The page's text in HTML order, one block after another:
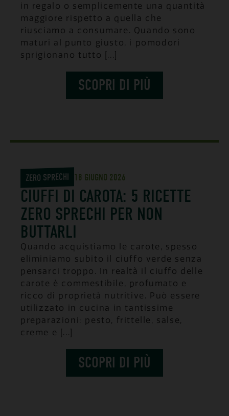
in regalo o semplicemente una quantità
maggiore rispetto a quella che
riusciamo a consumare. Quando sono
maturi al punto giusto, i pomodori
sprigionano tutto [...]
SCOPRI DI PIÙ
ZERO SPRECHI 18 GIUGNO 2026
CIUFFI DI CAROTA: 5 RICETTE
ZERO SPRECHI PER NON
BUTTARLI
Quando acquistiamo le carote, spesso
eliminiamo subito il ciuffo verde senza
pensarci troppo. In realtà il ciuffo delle
carote è commestibile, profumato e
ricco di proprietà nutritive. Può essere
utilizzato in cucina in tantissime
preparazioni: pesto, frittelle, salse,
creme e [...]
SCOPRI DI PIÙ